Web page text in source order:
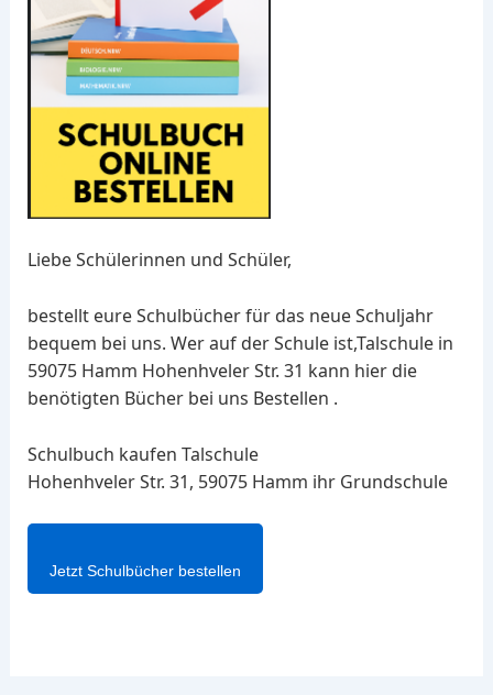
Liebe Schülerinnen und Schüler,
bestellt eure Schulbücher für das neue Schuljahr
bequem bei uns. Wer auf der Schule ist,Talschule in
59075 Hamm Hohenhveler Str. 31 kann hier die
benötigten Bücher bei uns Bestellen .
Schulbuch kaufen Talschule
Hohenhveler Str. 31, 59075 Hamm ihr Grundschule
Jetzt Schulbücher bestellen